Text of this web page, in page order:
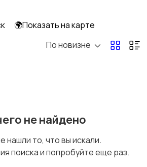
Добыча сырья,
🌍Показать на карте
По новизне
не найдено
нашли то, что вы искали.
поиска и попробуйте еще раз.